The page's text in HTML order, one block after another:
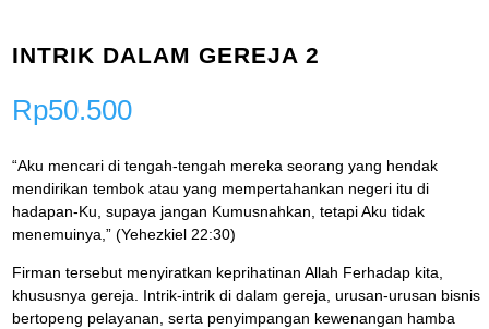
INTRIK DALAM GEREJA 2
Rp50.500
“Aku mencari di tengah-tengah mereka seorang yang hendak
mendirikan tembok atau yang mempertahankan negeri itu di
hadapan-Ku, supaya jangan Kumusnahkan, tetapi Aku tidak
menemuinya,” (Yehezkiel 22:30)
Firman tersebut menyiratkan keprihatinan Allah Ferhadap kita,
khususnya gereja. Intrik-intrik di dalam gereja, urusan-urusan bisnis
bertopeng pelayanan, serta penyimpangan kewenangan hamba